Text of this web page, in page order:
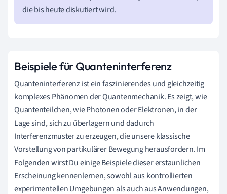
die bis heute diskutiert wird.
Beispiele für Quanteninterferenz
Quanteninterferenz ist ein faszinierendes und gleichzeitig
komplexes Phänomen der Quantenmechanik. Es zeigt, wie
Quantenteilchen, wie Photonen oder Elektronen, in der
Lage sind, sich zu überlagern und dadurch
Interferenzmuster zu erzeugen, die unsere klassische
Vorstellung von partikulärer Bewegung herausfordern. Im
Folgenden wirst Du einige Beispiele dieser erstaunlichen
Erscheinung kennenlernen, sowohl aus kontrollierten
experimentellen Umgebungen als auch aus Anwendungen,